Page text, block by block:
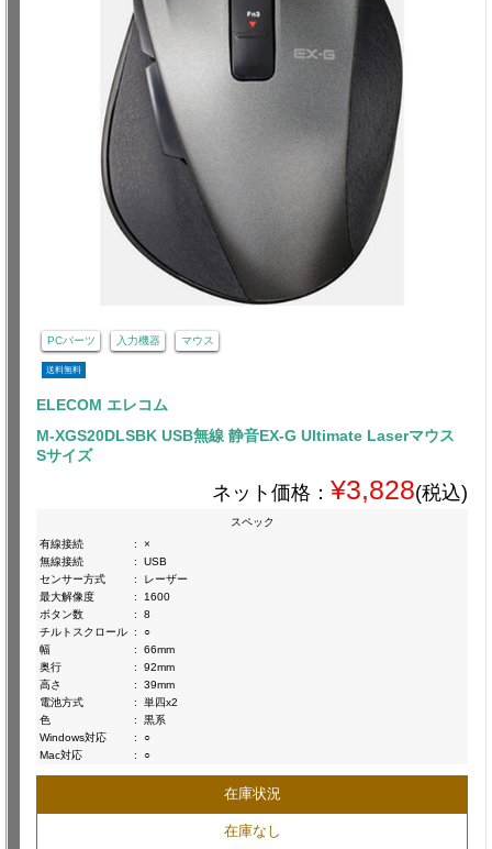
PCパーツ 入力機器 マウス
送料無料
ELECOM エレコム
M-XGS20DLSBK USB無線 静音EX-G Ultimate Laserマウス
Sサイズ
ネット価格： ¥3,828(税込)
スペック
有線接続
:
×
無線接続
:
USB
センサー方式
:
レーザー
最大解像度
:
1600
ボタン数
:
8
チルトスクロール :
○
幅
:
66mm
奥行
:
92mm
高さ
:
39mm
電池方式
:
単四x2
色
:
黒系
Windows対応
:
○
Mac対応
: ○
在庫状況
在庫なし